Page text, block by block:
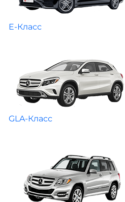
E-Класс
GLA-Класс